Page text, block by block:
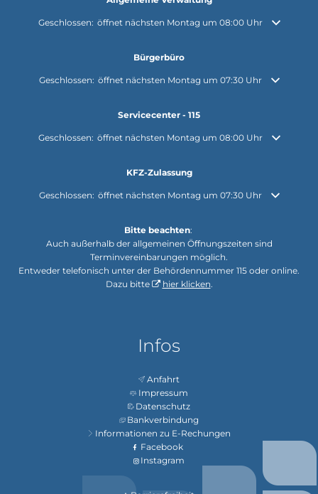
Klicken, um weitere Öffnungs- oder Schließzeiten auszublenden
Geschlossen: öffnet nächsten Montag um 08:00 Uhr
Bürgerbüro
Klicken, um weitere Öffnungs- oder Schließzeiten auszublenden
Geschlossen: öffnet nächsten Montag um 07:30 Uhr
Servicecenter - 115
Klicken, um weitere Öffnungs- oder Schließzeiten auszublenden
Geschlossen: öffnet nächsten Montag um 08:00 Uhr
KFZ-Zulassung
Klicken, um weitere Öffnungs- oder Schließzeiten auszublenden
Geschlossen: öffnet nächsten Montag um 07:30 Uhr
Bitte beachten:
Auch außerhalb der allgemeinen Öffnungszeiten sind
Terminvereinbarungen möglich.
Entweder telefonisch unter der Behördennummer 115 oder online.
Dazu bitte
hier klicken.
Infos
Anfahrt
Impressum
Datenschutz
Bankverbindung
Informationen zu E-Rechungen
Facebook
Instagram